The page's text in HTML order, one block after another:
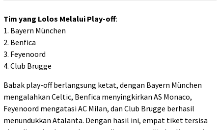
Tim yang Lolos Melalui Play-off:
1. Bayern München
2. Benfica
3. Feyenoord
4. Club Brugge
Babak play-off berlangsung ketat, dengan Bayern München
mengalahkan Celtic, Benfica menyingkirkan AS Monaco,
Feyenoord mengatasi AC Milan, dan Club Brugge berhasil
menundukkan Atalanta. Dengan hasil ini, empat tiket tersisa